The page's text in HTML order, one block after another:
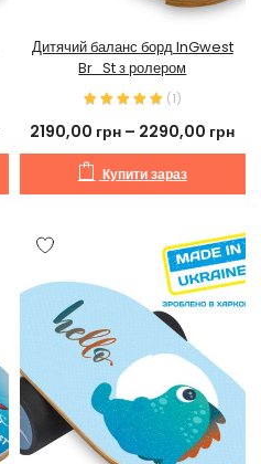
Дитячий баланс борд InGwest
Br_St з ролером
(1)
2190,00 грн – 2290,00 грн
Купити зараз